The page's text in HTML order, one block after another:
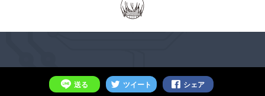
送る ツイート シェア